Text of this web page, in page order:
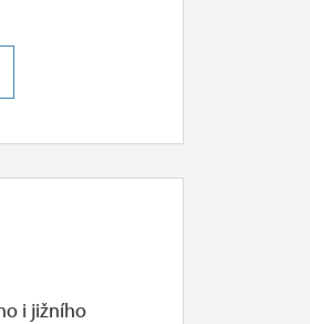
i jižního